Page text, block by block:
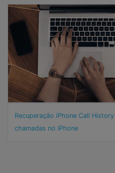
Recuperação iPhone Call
chamadas no iPhone